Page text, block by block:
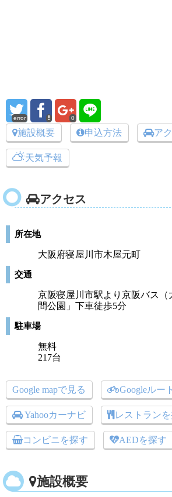
error 0
施設概要 申込方法 ア
天気予報
アクセス
所在地
大阪府寝屋川市木屋元町
交通
京阪寝屋川市駅より京阪バス（
間公園」下車徒歩5分
駐車場
無料
217台
Google mapで見る Googleルー
Yahooカーナビ レストラン
コンビニを探す AEDを探す
施設概要